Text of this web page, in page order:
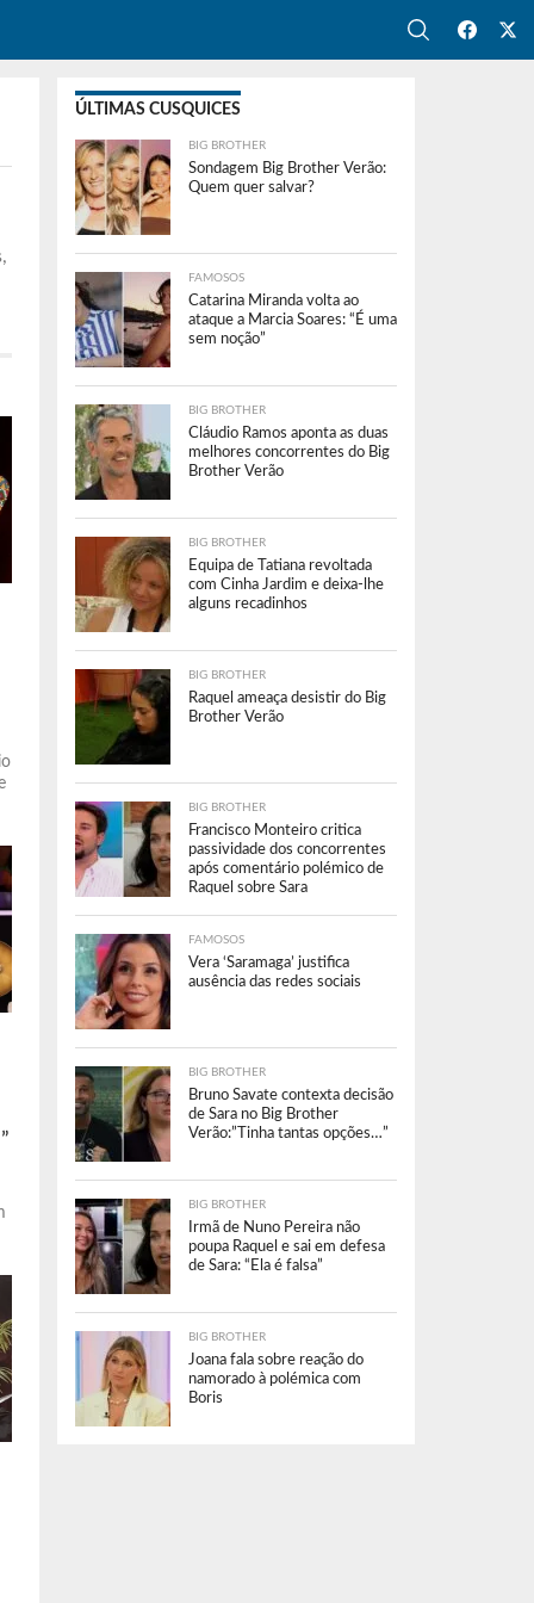
ÚLTIMAS CUSQUICES
BIG BROTHER
Sondagem Big Brother Verão:
Quem quer salvar?
FAMOSOS
Catarina Miranda volta ao
ataque a Marcia Soares: “É uma
sem noção”
BIG BROTHER
Cláudio Ramos aponta as duas
melhores concorrentes do Big
Brother Verão
BIG BROTHER
Equipa de Tatiana revoltada
com Cinha Jardim e deixa-lhe
alguns recadinhos
BIG BROTHER
Raquel ameaça desistir do Big
Brother Verão
BIG BROTHER
Francisco Monteiro critica
passividade dos concorrentes
após comentário polémico de
Raquel sobre Sara
FAMOSOS
Vera ‘Saramaga’ justifica
ausência das redes sociais
BIG BROTHER
Bruno Savate contexta decisão
de Sara no Big Brother
Verão:”Tinha tantas opções…”
BIG BROTHER
Irmã de Nuno Pereira não
poupa Raquel e sai em defesa
de Sara: “Ela é falsa”
BIG BROTHER
Joana fala sobre reação do
namorado à polémica com
Boris